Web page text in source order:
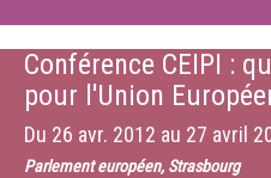
Conférence CEIPI :
pour l'Union
Du 26 avr. 2012 au 27 avril
Parlement européen, Strasbourg